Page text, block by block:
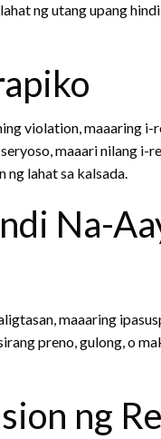
ng utang upang
violation, maaaring i-
maaari nilang i-
ng lahat sa kalsada.
Na-
maaaring
preno, gulong, o
ng